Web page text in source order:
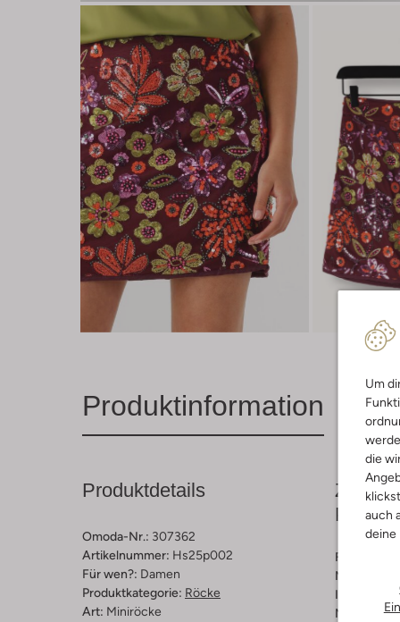
Um
die
auch
deine
Produktinformation
Produktdetails
Omoda-Nr.: 307362
Artikelnummer: Hs25p002
Für wen?: Damen
Produktkategorie: Röcke
Art: Miniröcke
Farbe :
Muster:
Material: